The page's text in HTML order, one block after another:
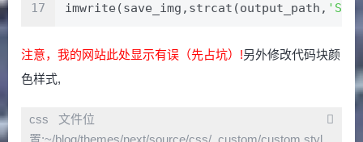
17
imwrite(save_img,strcat(output_path,
注意，我的网站此处显示有误（先占坑）!另外修改代码块颜
色样式,
文件位